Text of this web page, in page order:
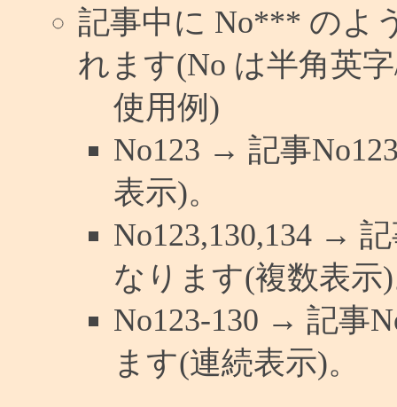
記事中に No*** のよ
れます(No は半角英
使用例)
No123 → 記事
表示)。
No123,130,134 →
なります(複数表示
No123-130 → 記事
ます(連続表示)。